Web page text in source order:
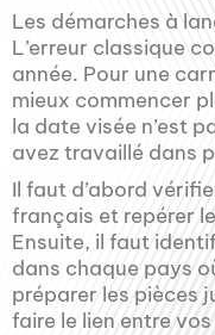
Les démarches à
L’erreur classique
année. Pour une
mieux commencer
la date visée n’est
avez travaillé dans
Il faut d’abord
français et repérer
Ensuite, il faut
dans chaque pays
préparer les pièces
faire le lien entre